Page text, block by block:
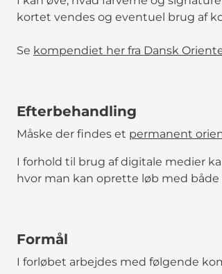
kortet vendes og eventuel brug af
Se kompendiet her fra Dansk
Efterbehandling
Måske der findes et permanent
I forhold til brug af digitale medier
hvor man kan oprette løb med
Formål
I forløbet arbejdes med følgende